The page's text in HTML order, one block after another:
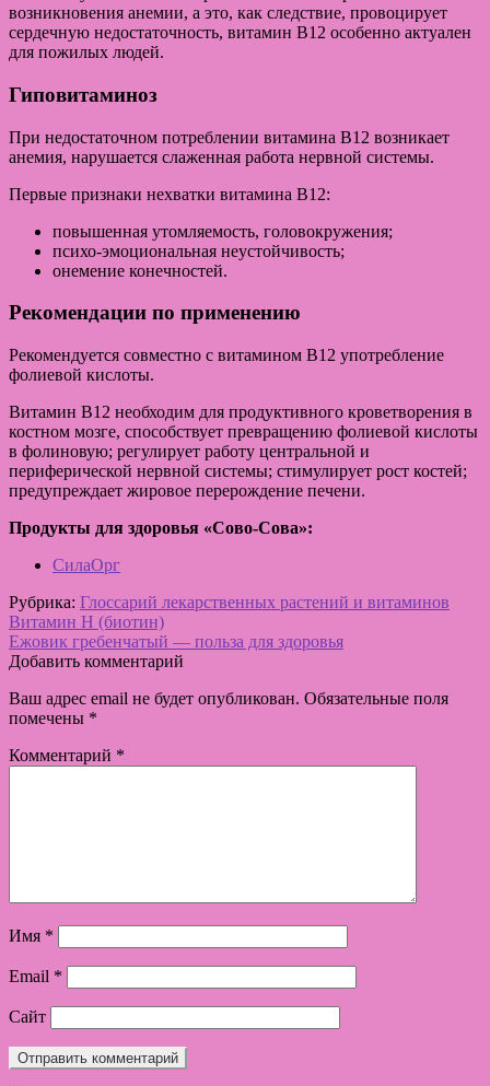
возникновения анемии, а это, как следствие, провоцирует
сердечную недостаточность, витамин В12 особенно актуален
для пожилых людей.
Гиповитаминоз
При недостаточном потреблении витамина В12 возникает
анемия, нарушается слаженная работа нервной системы.
Первые признаки нехватки витамина В12:
повышенная утомляемость, головокружения;
психо-эмоциональная неустойчивость;
онемение конечностей.
Рекомендации по применению
Рекомендуется совместно с витамином В12 употребление
фолиевой кислоты.
Витамин В12 необходим для продуктивного кроветворения в
костном мозге, способствует превращению фолиевой кислоты
в фолиновую; регулирует работу центральной и
периферической нервной системы; стимулирует рост костей;
предупреждает жировое перерождение печени.
Продукты для здоровья «Сово-Сова»:
СилаОрг
Рубрика: Глоссарий лекарственных растений и витаминов
Навигация
по
Предыдущая
запись:
Витамин H (биотин)
Следующая
запись:
Ежовик гребенчатый — польза для здоровья
Добавить комментарий
Ваш адрес email не будет опубликован. Обязательные поля
помечены *
Комментарий *
Имя *
Email *
Сайт